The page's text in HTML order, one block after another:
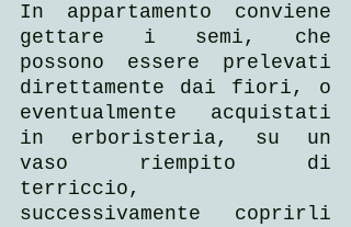
In appartamento conviene
gettare i semi, che
possono essere prelevati
direttamente dai fiori, o
eventualmente acquistati
in erboristeria, su un
vaso riempito di
terriccio,
successivamente coprirli